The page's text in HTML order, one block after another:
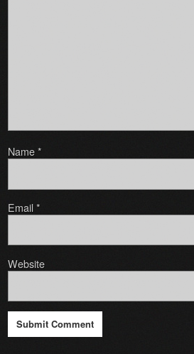
Name*
Email*
Website